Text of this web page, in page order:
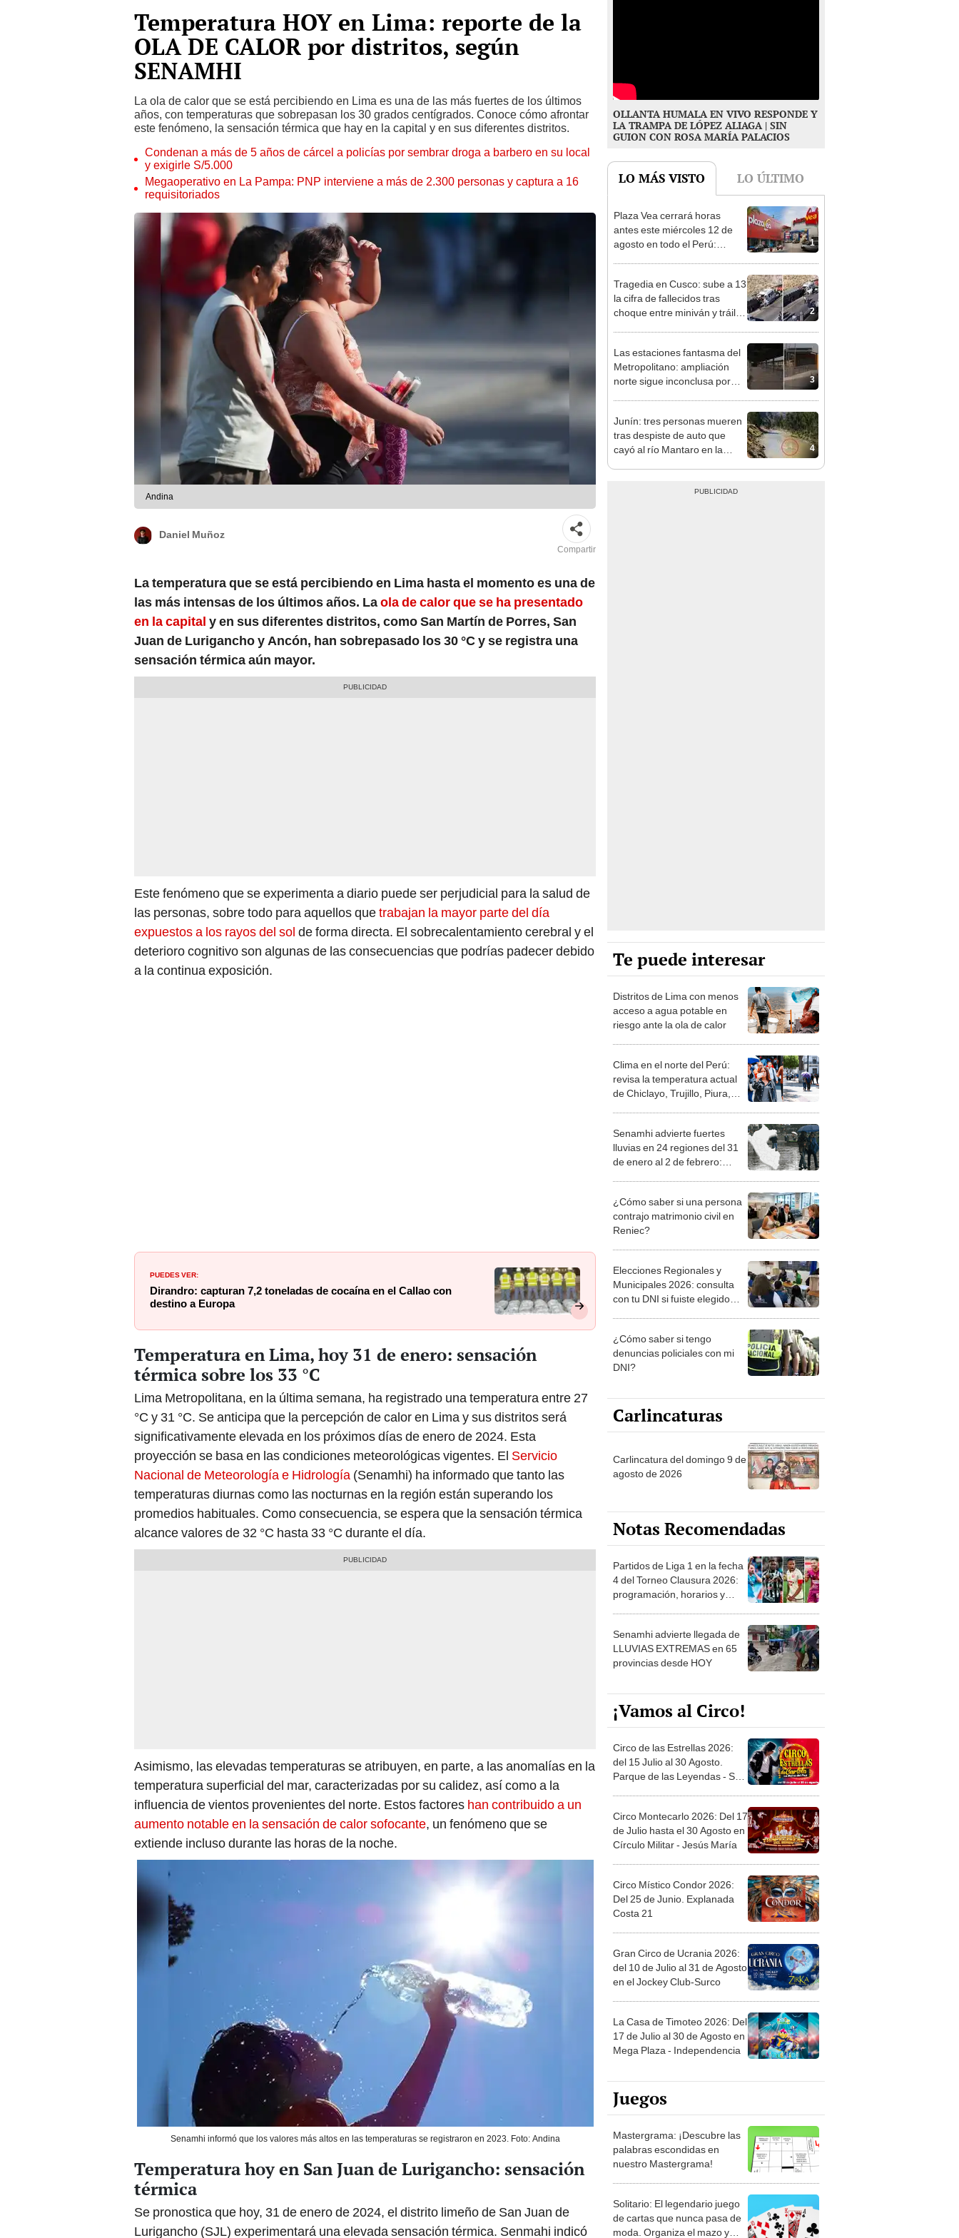
Temperatura HOY en Lima: reporte de la
OLA DE CALOR por distritos, según
SENAMHI
La ola de calor que se está percibiendo en Lima es una de las más fuertes de los últimos
años, con temperaturas que sobrepasan los 30 grados centígrados. Conoce cómo afrontar
este fenómeno, la sensación térmica que hay en la capital y en sus diferentes distritos.
Condenan a más de 5 años de cárcel a policías por sembrar droga a barbero en su local
y exigirle S/5.000
Megaoperativo en La Pampa: PNP interviene a más de 2.300 personas y captura a 16
requisitoriados
Andina
Daniel Muñoz
Compartir
La temperatura que se está percibiendo en Lima hasta el momento es una de
las más intensas de los últimos años. Laola de calor que se ha presentado
en la capital y en sus diferentes distritos, como San Martín de Porres, San
Juan de Lurigancho y Ancón, han sobrepasado los 30 °C y se registra una
sensación térmica aún mayor.
Este fenómeno que se experimenta a diario puede ser perjudicial para la salud de
las personas, sobre todo para aquellos quetrabajan la mayor parte del día
expuestos a los rayos del sol de forma directa. El sobrecalentamiento cerebral y el
deterioro cognitivo son algunas de las consecuencias que podrías padecer debido
a la continua exposición.
PUEDES VER:
Dirandro: capturan 7,2 toneladas de cocaína en el Callao con
destino a Europa
Temperatura en Lima, hoy 31 de enero: sensación
térmica sobre los 33 °C
Lima Metropolitana, en la última semana, ha registrado una temperatura entre 27
°C y 31 °C. Se anticipa que la percepción de calor en Lima y sus distritos será
significativamente elevada en los próximos días de enero de 2024. Esta
proyección se basa en las condiciones meteorológicas vigentes. El Servicio
Nacional de Meteorología e Hidrología (Senamhi) ha informado que tanto las
temperaturas diurnas como las nocturnas en la región están superando los
promedios habituales. Como consecuencia, se espera que la sensación térmica
alcance valores de 32 °C hasta 33 °C durante el día.
Asimismo, las elevadas temperaturas se atribuyen, en parte, a las anomalías en la
temperatura superficial del mar, caracterizadas por su calidez, así como a la
influencia de vientos provenientes del norte. Estos factores han contribuido a un
aumento notable en la sensación de calor sofocante, un fenómeno que se
extiende incluso durante las horas de la noche.
Senamhi informó que los valores más altos en las temperaturas se registraron en 2023. Foto: Andina
Temperatura hoy en San Juan de Lurigancho: sensación
térmica
Se pronostica que hoy, 31 de enero de 2024, el distrito limeño de San Juan de
Lurigancho (SJL) experimentará una elevada sensación térmica. Senmahi indicó
OLLANTA HUMALA EN VIVO RESPONDE Y
LA TRAMPA DE LÓPEZ ALIAGA | SIN
GUION CON ROSA MARÍA PALACIOS
LO MÁS VISTO LO ÚLTIMO
1
Plaza Vea cerrará horas
antes este miércoles 12 de
agosto en todo el Perú:
2
Tragedia en Cusco: sube a 13
la cifra de fallecidos tras
choque entre miniván y tráiler
3
Las estaciones fantasma del
Metropolitano: ampliación
norte sigue inconclusa por
4
Junín: tres personas mueren
tras despiste de auto que
cayó al río Mantaro en la
Te puede interesar
Distritos de Lima con menos
acceso a agua potable en
riesgo ante la ola de calor
Clima en el norte del Perú:
revisa la temperatura actual
de Chiclayo, Trujillo, Piura,
Senamhi advierte fuertes
lluvias en 24 regiones del 31
de enero al 2 de febrero:
¿Cómo saber si una persona
contrajo matrimonio civil en
Reniec?
Elecciones Regionales y
Municipales 2026: consulta
con tu DNI si fuiste elegido
la ONPE
¿Cómo saber si tengo
denuncias policiales con mi
DNI?
Carlincaturas
Carlincatura del domingo 9 de
agosto de 2026
Notas Recomendadas
Partidos de Liga 1 en la fecha
4 del Torneo Clausura 2026:
programación, horarios y
Senamhi advierte llegada de
LLUVIAS EXTREMAS en 65
provincias desde HOY
¡Vamos al Circo!
Circo de las Estrellas 2026:
del 15 Julio al 30 Agosto.
Parque de las Leyendas - San
Circo Montecarlo 2026: Del 17
de Julio hasta el 30 Agosto en
Círculo Militar - Jesús María
Circo Místico Condor 2026:
Del 25 de Junio. Explanada
Costa 21
Gran Circo de Ucrania 2026:
del 10 de Julio al 31 de Agosto
en el Jockey Club-Surco
La Casa de Timoteo 2026: Del
17 de Julio al 30 de Agosto en
Mega Plaza - Independencia
Juegos
Mastergrama: ¡Descubre las
palabras escondidas en
nuestro Mastergrama!
Solitario: El legendario juego
de cartas que nunca pasa de
moda. Organiza el mazo y